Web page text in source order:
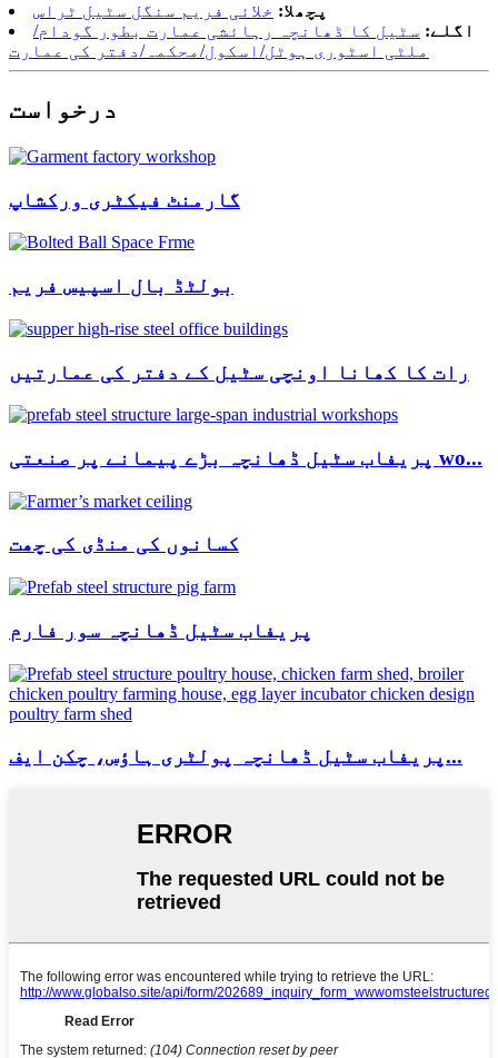
پچھلا: خلائی فریم سنگل سٹیل ٹراس
اگلے: سٹیل کا ڈھانچہ رہائشی عمارت بطور گودام/
ملٹی اسٹوری ہوٹل/اسکول/محکمہ/دفتر کی عمارت
درخواست
گارمنٹ فیکٹری ورکشاپ
بولٹڈ بال اسپیس فریم
رات کا کھانا اونچی سٹیل کے دفتر کی عمارتیں
پریفاب سٹیل ڈھانچہ بڑے پیمانے پر صنعتی wo...
کسانوں کی منڈی کی چھت
پریفاب سٹیل ڈھانچہ سور فارم
پریفاب سٹیل ڈھانچہ پولٹری ہاؤس، چکن ایف...